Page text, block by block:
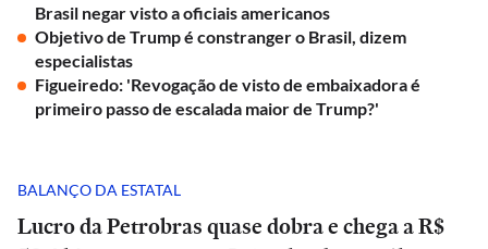
Brasil negar visto a oficiais americanos
Objetivo de Trump é constranger o Brasil, dizem
especialistas
Figueiredo: 'Revogação de visto de embaixadora é
primeiro passo de escalada maior de Trump?'
BALANÇO DA ESTATAL
Lucro da Petrobras quase dobra e chega a R$